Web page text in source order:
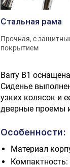
Стальная рама
Прочная, с
покрытием
Barry B1
Сиденье
узких колясок и
дверные проемы
Особенности:
Материал